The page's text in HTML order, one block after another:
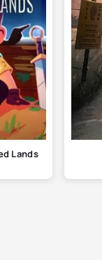
Lands